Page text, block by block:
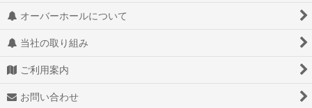
オーバーホールについて
当社の取り組み
ご利用案内
お問い合わせ